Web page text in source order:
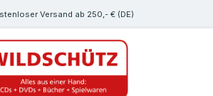
Versand ab 250,- € (DE)